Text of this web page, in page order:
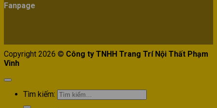
Fanpage
Copyright 2026 © Công ty TNHH Trang Trí Nội Thất Phạm
Vinh
Tìm kiếm: